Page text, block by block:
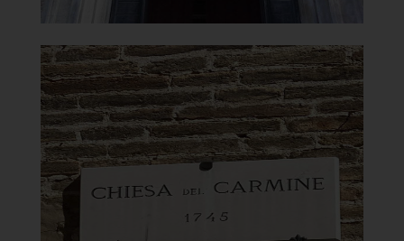
Chiesa Madonna del Carmine
Targa
Clicca per ingrandire
]